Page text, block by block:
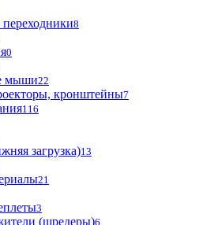
8
0
мыши22
кронштейны7
116
загрузка)13
21
3
(шредеры)6